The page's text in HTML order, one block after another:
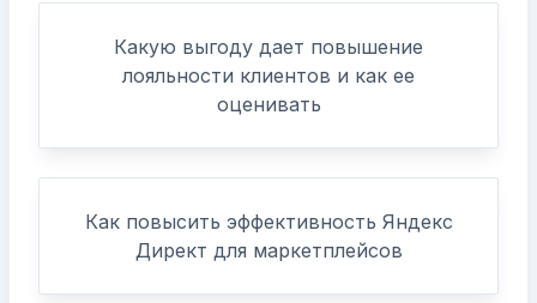
Какую выгоду дает повышение
лояльности клиентов и как ее
оценивать
Как повысить эффективность Яндекс
Директ для маркетплейсов